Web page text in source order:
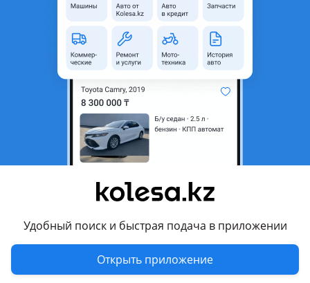
Удобный поиск и быстрая подача в приложении
Открыть приложение
Объявление находится в архиве и может быть
Шымкент, Туркестанская
1990 - 1997 1 поколение
Купе
Объем двигателя, л
349 999 км
Механика
Привод
Передний привод
Руль
Слева
Цвет
черный металлик